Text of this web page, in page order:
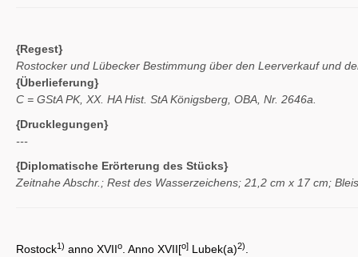
{Regest}
Rostocker und Lübecker Bestimmung über den Leerverkauf und
{Überlieferung}
C = GStA PK, XX. HA Hist. StA Königsberg, OBA, Nr. 2646a.
{Drucklegungen}
---
{Diplomatische Erörterung des Stücks}
Zeitnahe Abschr.; Rest des Wasserzeichens; 21,2 cm x 17 cm;
Rostock1) anno XVIIo . Anno XVII[o] Lubek(a)2)